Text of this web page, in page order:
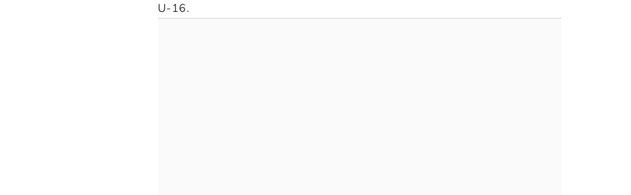
U-16.